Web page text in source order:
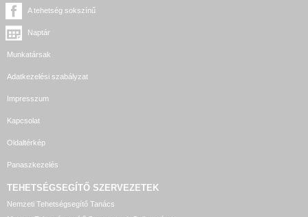
A tehetség sokszínű
Naptár
Munkatársak
Adatkezelési szabályzat
Impresszum
Kapcsolat
Oldaltérkép
Panaszkezelés
TEHETSÉGSEGÍTŐ SZERVEZETEK
Nemzeti Tehetségsegítő Tanács